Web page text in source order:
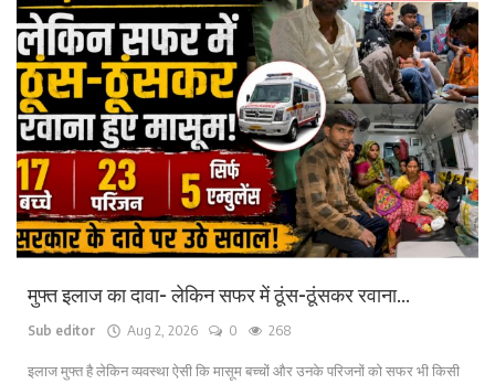
मुफ्त इलाज का दावा- लेकिन सफर में ठूंस-ठूंसकर रवाना...
Sub editor Aug 2, 2026 0 268
इलाज मुफ्त है लेकिन व्यवस्था ऐसी कि मासूम बच्चों और उनके परिजनों को सफर भी किसी